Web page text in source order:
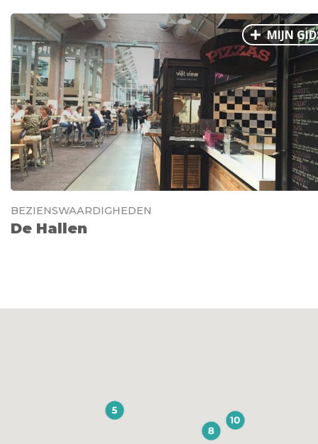
MIJN
BEZIENSWAARDIGHEDEN
De Hallen